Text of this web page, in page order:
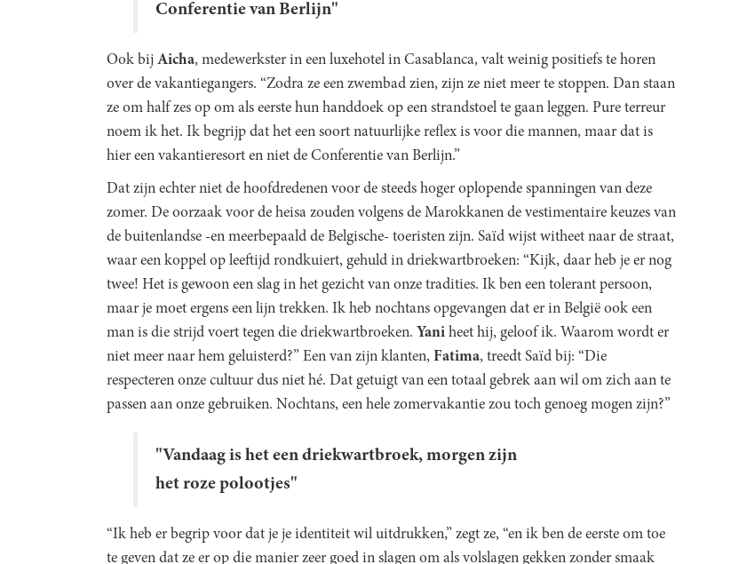
Conferentie van Berlijn"
Ook bij Aicha, medewerkster in een luxehotel in Casablanca, valt weinig positiefs te horen
over de vakantiegangers. “Zodra ze een zwembad zien, zijn ze niet meer te stoppen. Dan staan
ze om half zes op om als eerste hun handdoek op een strandstoel te gaan leggen. Pure terreur
noem ik het. Ik begrijp dat het een soort natuurlijke reflex is voor die mannen, maar dat is
hier een vakantieresort en niet de Conferentie van Berlijn.”
Dat zijn echter niet de hoofdredenen voor de steeds hoger oplopende spanningen van deze
zomer. De oorzaak voor de heisa zouden volgens de Marokkanen de vestimentaire keuzes van
de buitenlandse -en meerbepaald de Belgische- toeristen zijn. Saïd wijst witheet naar de straat,
waar een koppel op leeftijd rondkuiert, gehuld in driekwartbroeken: “Kijk, daar heb je er nog
twee! Het is gewoon een slag in het gezicht van onze tradities. Ik ben een tolerant persoon,
maar je moet ergens een lijn trekken. Ik heb nochtans opgevangen dat er in België ook een
man is die strijd voert tegen die driekwartbroeken. Yani heet hij, geloof ik. Waarom wordt er
niet meer naar hem geluisterd?” Een van zijn klanten, Fatima, treedt Saïd bij: “Die
respecteren onze cultuur dus niet hé. Dat getuigt van een totaal gebrek aan wil om zich aan te
passen aan onze gebruiken. Nochtans, een hele zomervakantie zou toch genoeg mogen zijn?”
"Vandaag is het een driekwartbroek, morgen zijn
het roze polootjes"
“Ik heb er begrip voor dat je je identiteit wil uitdrukken,” zegt ze, “en ik ben de eerste om toe
te geven dat ze er op die manier zeer goed in slagen om als volslagen gekken zonder smaak